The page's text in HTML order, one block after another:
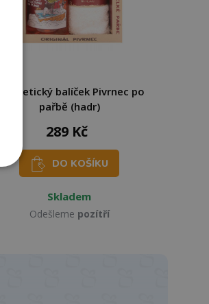
Kosmetický balíček Pivrnec po
pařbě (hadr)
289 Kč
DO KOŠÍKU
Skladem
Odešleme pozítří